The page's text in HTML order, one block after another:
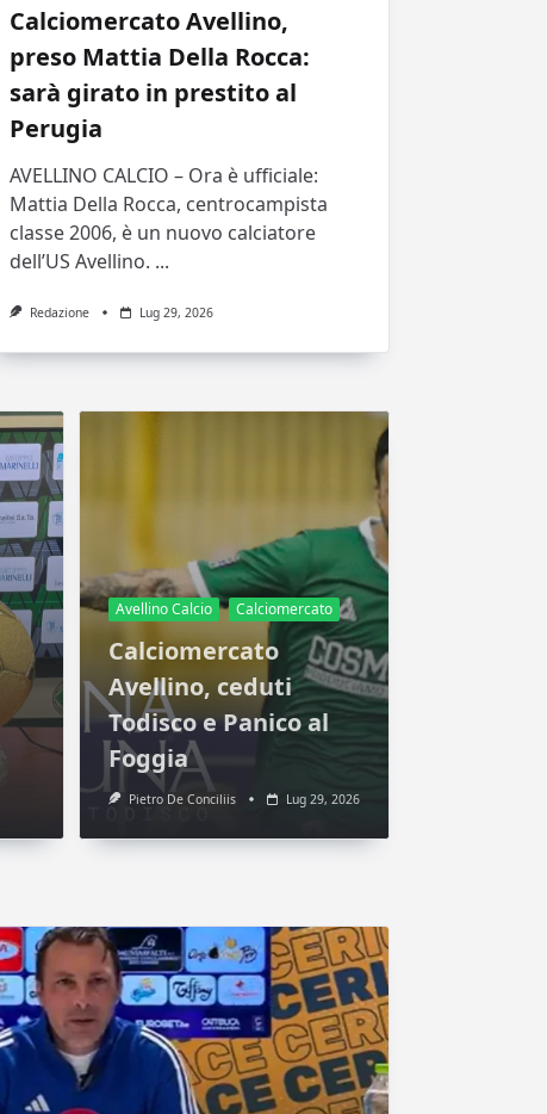
Calciomercato Avellino,
preso Mattia Della Rocca:
sarà girato in prestito al
Perugia
AVELLINO CALCIO – Ora è ufficiale:
Mattia Della Rocca, centrocampista
classe 2006, è un nuovo calciatore
dell’US Avellino. ...
Redazione Lug 29, 2026
Avellino Calcio Calciomercato
Calciomercato
Avellino, ceduti
Todisco e Panico al
Foggia
Pietro De Conciliis Lug 29, 2026